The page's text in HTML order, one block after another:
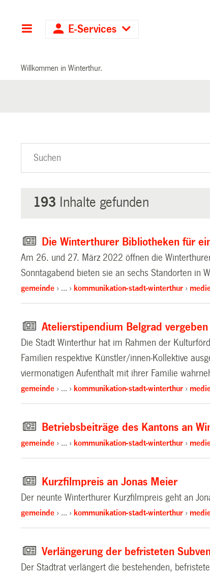
Hauptnavigation
E-Services
Willkommen in Winterthur.
193 Inhalte gefunden
Die Winterthurer Bibliotheken für
Am 26. und 27. März 2022 öffnen die
Sonntagabend bieten sie an sechs Standorten in
gemeinde … kommunikation-stadt-winterthur
Atelierstipendium Belgrad vergeben
Die Stadt Winterthur hat im Rahmen der
Familien respektive Künstler/innen-Kollektive
viermonatigen Aufenthalt mit ihrer Familie
gemeinde … kommunikation-stadt-winterthur
Betriebsbeiträge des Kantons an
gemeinde … kommunikation-stadt-winterthur
Kurzfilmpreis an Jonas Meier
Der neunte Winterthurer Kurzfilmpreis geht an
gemeinde … kommunikation-stadt-winterthur
Verlängerung der befristeten
Der Stadtrat verlängert die bestehenden,